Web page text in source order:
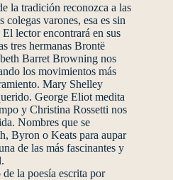
la tradición reconozca a las
colegas varones, esa es sin
lector encontrará en sus
tres hermanas Brontë
Barret Browning nos
los movimientos más
Mary Shelley
George Eliot medita
y Christina Rossetti nos
Nombres que se
Byron o Keats para aupar
de las más fascinantes y
la poesía escrita por